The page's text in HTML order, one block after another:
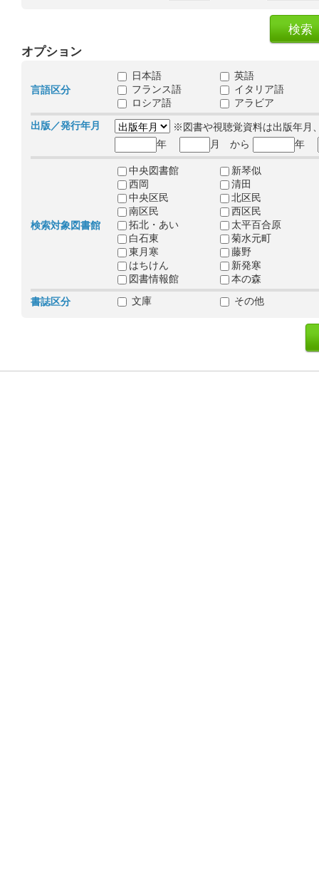
オプション
言語区分
日本語
英語
フランス語
イタリア語
ロシア語
アラビア
出版／発行年月
※図書や視聴覚資料は出版年月
年
月 から 年
検索対象図書館
中央図書館
新琴似
西岡
清田
中央区民
北区民
南区民
西区民
拓北・あい
太平百合原
白石東
菊水元町
東月寒
藤野
はちけん
新発寒
図書情報館
本の森
書誌区分
文庫 その他